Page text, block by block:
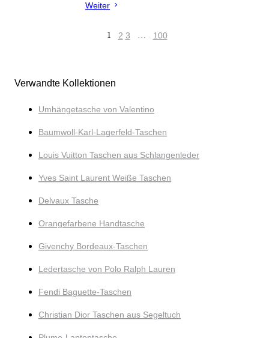
Weiter
1 2 3 … 100
Verwandte Kollektionen
Umhängetasche von Valentino
Baumwoll-Karl-Lagerfeld-Taschen
Louis Vuitton Taschen aus Schlangenleder
Yves Saint Laurent Weiße Taschen
Delvaux Tasche
Orangefarbene Handtasche
Givenchy Bordeaux-Taschen
Ledertasche von Polo Ralph Lauren
Fendi Baguette-Taschen
Christian Dior Taschen aus Segeltuch